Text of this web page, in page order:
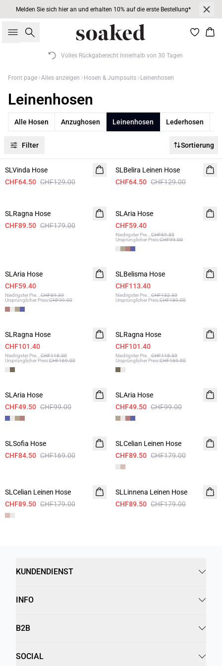
Melden Sie sich hier an und erhalten 10% auf die erste Bestellung*
Suche
Volles Rückgaberecht innerhalb von 30 Tagen
Front page Alles anzeigen Hosen & Jumpsuits Leinenhosen
Leinenhosen
Alle Hosen Anzughosen Leinenhosen Lederhosen
Filter Sortierung
-50%
SLVinda Hose
CHF64.50 CHF129.00
SLBelira Leinen Hose
CHF64.50 CHF129.00
SLRagna Hose
CHF89.50 CHF179.00
SLAria Hose
CHF59.40
Niedrigster Pre
CHF69.30
Ursprünglicher Preis:CHF99.00
SLAria Hose
CHF59.40
Niedrigster Pre
CHF69.30
Ursprünglicher Preis:CHF99.00
- 40%
SLBelisma Hose
CHF113.40
Niedrigster Pre
CHF132.30
Ursprünglicher Preis:CHF189.00
- 40%
SLRagna Hose
CHF101.40
Niedrigster Pre
CHF118.30
Ursprünglicher Preis:CHF169.00
SLRagna Hose
CHF101.40
Niedrigster Pre
CHF118.30
Ursprünglicher Preis:CHF169.00
-50%
SLAria Hose
CHF49.50 CHF99.00
-50%
SLAria Hose
CHF49.50 CHF99.00
-50%
SLSofia Hose
CHF84.50 CHF169.00
-50%
SLCelian Leinen Hose
CHF89.50 CHF179.00
SLCelian Leinen Hose
CHF89.50 CHF179.00
-50%
SLLinnena Leinen Hose
CHF89.50 CHF179.00
KUNDENDIENST
INFO
B2B
SOCIAL